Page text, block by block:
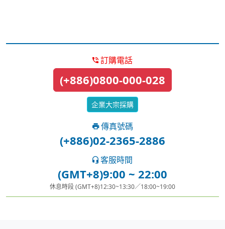
訂購電話
(+886)0800-000-028
企業大宗採購
傳真號碼
(+886)02-2365-2886
客服時間
(GMT+8)9:00 ~ 22:00
休息時段 (GMT+8)12:30~13:30／18:00~19:00